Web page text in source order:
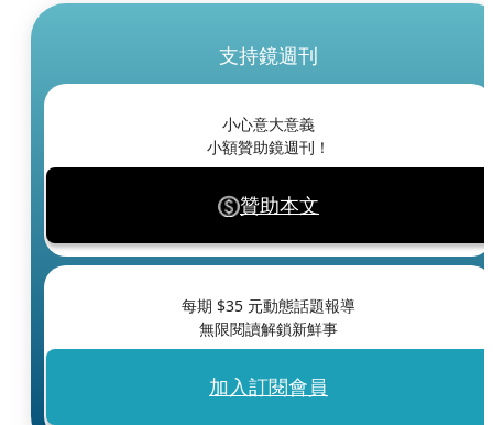
支持鏡週刊
小心意大意義
小額贊助鏡週刊！
贊助本文
每期 $35 元動態話題報導
無限閱讀解鎖新鮮事
加入訂閱會員